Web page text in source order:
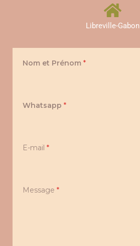
Libreville-Gabon
Nom et Prénom *
Whatsapp *
E-mail *
Message *